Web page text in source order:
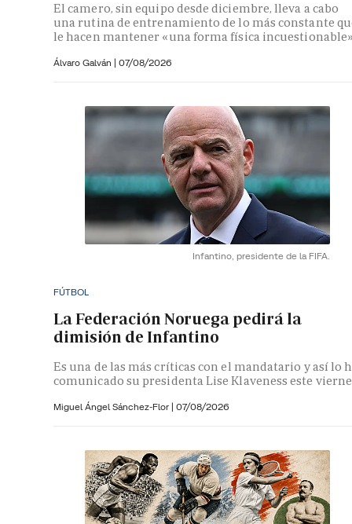
El camero, sin equipo desde diciembre, lleva a cabo
una rutina de entrenamiento de lo más constante
le hacen mantener «una forma física
Álvaro Galván | 07/08/2026
Infantino, presidente de la FIFA.
FÚTBOL
La Federación Noruega pedirá la
dimisión de Infantino
Es una de las más críticas con el mandatario y así lo
comunicado su presidenta Lise Klaveness este
Miguel Ángel Sánchez-Flor | 07/08/2026